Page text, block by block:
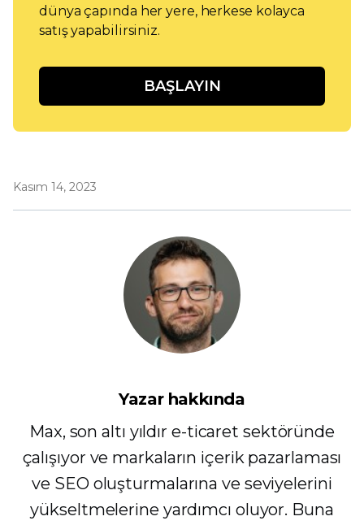
dünya çapında her yere, herkese kolayca
satış yapabilirsiniz.
BAŞLAYIN
Kasım 14, 2023
Yazar hakkında
Max, son altı yıldır e-ticaret sektöründe
çalışıyor ve markaların içerik pazarlaması
ve SEO oluşturmalarına ve seviyelerini
yükseltmelerine yardımcı oluyor. Buna